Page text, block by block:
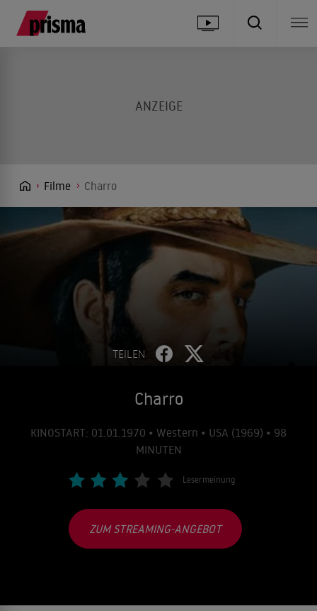
Filme Charro
TEILEN
Charro
KINOSTART: 01.01.1970 • Western • USA (1969) • 98
MINUTEN
Lesermeinung
ZUM STREAMING-ANGEBOT